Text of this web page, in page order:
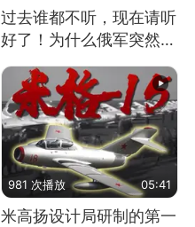
过去谁都不听，现在请听
好了！为什么俄军突然强
硬起来了？
981 次播放 05:41
米高扬设计局研制的第一